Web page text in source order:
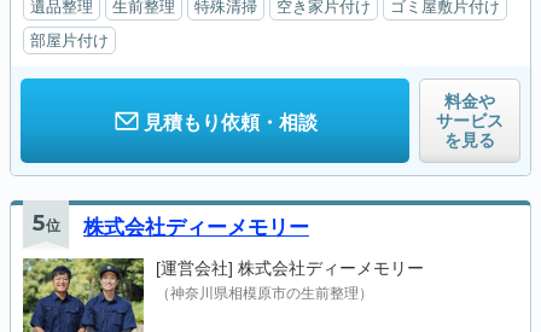
遺品整理 生前整理 特殊清掃 空き家片付け
ゴミ屋敷片付け
部屋片付け
見積もり依頼・相談
料金や
サービス
を見る
5位 株式会社ディーメモリー
[運営会社] 株式会社ディーメモリー
（神奈川県相模原市の生前整理）